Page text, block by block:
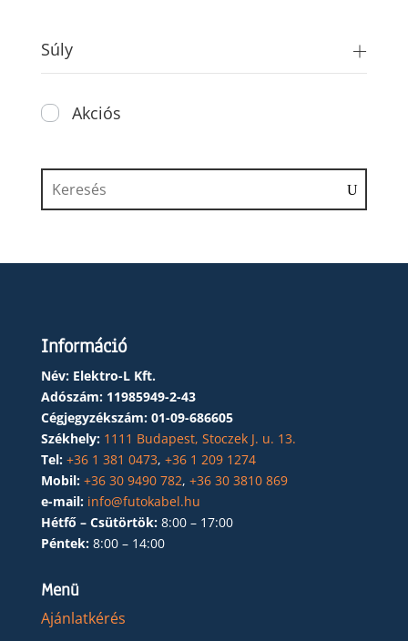
Súly
Akciós
Információ
Név: Elektro-L Kft.
Adószám: 11985949-2-43
Cégjegyzékszám: 01-09-686605
Székhely: 1111 Budapest, Stoczek J. u. 13.
Tel: +36 1 381 0473, +36 1 209 1274
Mobil: +36 30 9490 782, +36 30 3810 869
e-mail: info@futokabel.hu
Hétfő – Csütörtök: 8:00 – 17:00
Péntek: 8:00 – 14:00
Menü
Ajánlatkérés